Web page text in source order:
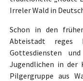
Irreler Wald in
Schon in den
Abteistadt reges
Gottesdiensten
Jugendlichen in der
Pilgergruppe aus